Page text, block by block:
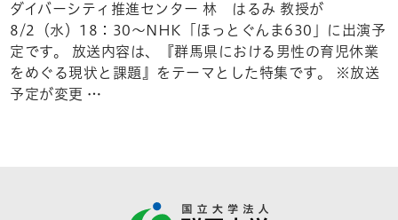
ダイバーシティ推進センター 林 はるみ 教授が
8/2（水）18：30～NHK「ほっとぐんま630」に出演予
定です。 放送内容は、『群馬県における男性の育児休業
をめぐる現状と課題』をテーマとした特集です。 ※放送
予定が変更 …